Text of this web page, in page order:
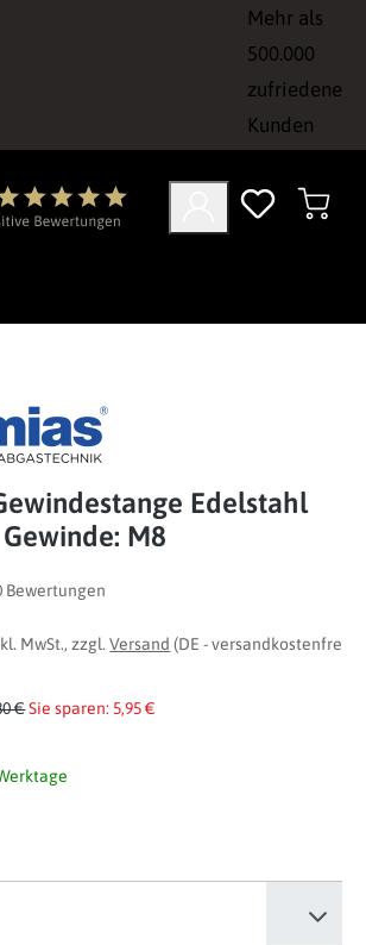
Mehr als
500.000
zufriedene
Kunden
Edelstahl
M8
Bewertung von 0 von 5 Sternen
Bewertungen
MwSt., zzgl.Versand (DE - versandkostenfrei
€Sie sparen: 5,95 €